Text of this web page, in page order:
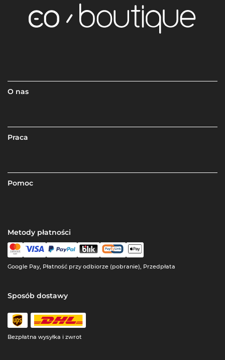
O nas
Praca
Pomoc
Metody płatności
Google Pay, Płatność przy odbiorze (pobranie), Przedpłata
Sposób dostawy
Bezpłatna wysyłka i zwrot